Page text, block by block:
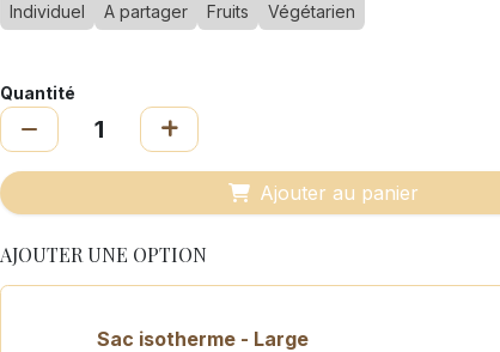
Individuel A partager Fruits Végétarien
Quantité
Ajouter au panier
AJOUTER UNE OPTION
Sac isotherme - Large